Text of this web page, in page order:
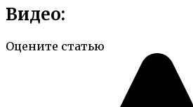
Видео:
Оцените статью